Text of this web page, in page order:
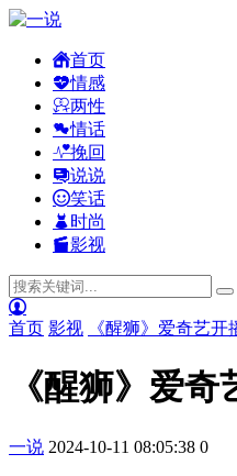
首页
情感
两性
情话
挽回
说说
笑话
时尚
影视
首页 影视 《醒狮》爱奇艺开
《醒狮》爱
一说 2024-10-11 08:05:38 0